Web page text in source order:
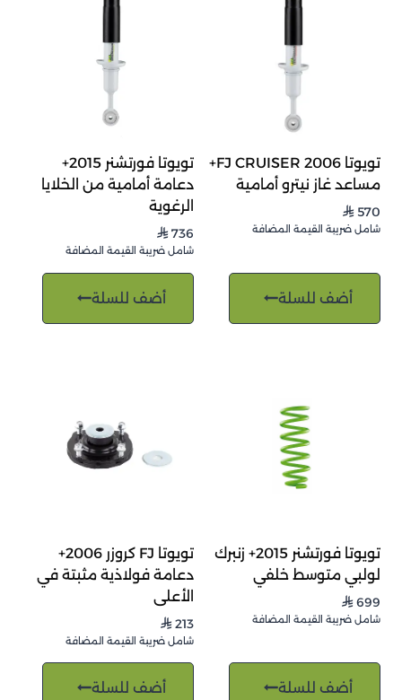
تويوتا FJ CRUISER 2006+
مساعد غاز نيترو أمامية
⃁570
شامل ضريبة القيمة المضافة
أضف للسلة
تويوتا فورتشنر 2015+
دعامة أمامية من الخلايا
الرغوية
⃁736
شامل ضريبة القيمة المضافة
أضف للسلة
تويوتا فورتشنر 2015+ زنبرك
لولبي متوسط خلفي
⃁699
شامل ضريبة القيمة المضافة
أضف للسلة
تويوتا FJ كروزر 2006+
دعامة فولاذية مثبتة في
الأعلى
⃁213
شامل ضريبة القيمة المضافة
أضف للسلة